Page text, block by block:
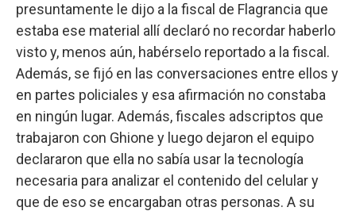
presuntamente le dijo a la fiscal de Flagrancia que
estaba ese material allí declaró no recordar haberlo
visto y, menos aún, habérselo reportado a la fiscal.
Además, se fijó en las conversaciones entre ellos y
en partes policiales y esa afirmación no constaba
en ningún lugar. Además, fiscales adscriptos que
trabajaron con Ghione y luego dejaron el equipo
declararon que ella no sabía usar la tecnología
necesaria para analizar el contenido del celular y
que de eso se encargaban otras personas. A su